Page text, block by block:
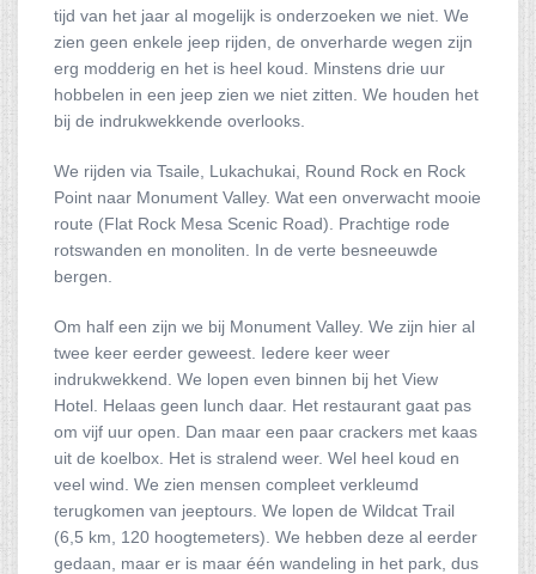
tijd van het jaar al mogelijk is onderzoeken we niet. We
zien geen enkele jeep rijden, de onverharde wegen zijn
erg modderig en het is heel koud. Minstens drie uur
hobbelen in een jeep zien we niet zitten. We houden het
bij de indrukwekkende overlooks.
We rijden via Tsaile, Lukachukai, Round Rock en Rock
Point naar Monument Valley. Wat een onverwacht mooie
route (Flat Rock Mesa Scenic Road). Prachtige rode
rotswanden en monoliten. In de verte besneeuwde
bergen.
Om half een zijn we bij Monument Valley. We zijn hier al
twee keer eerder geweest. Iedere keer weer
indrukwekkend. We lopen even binnen bij het View
Hotel. Helaas geen lunch daar. Het restaurant gaat pas
om vijf uur open. Dan maar een paar crackers met kaas
uit de koelbox. Het is stralend weer. Wel heel koud en
veel wind. We zien mensen compleet verkleumd
terugkomen van jeeptours. We lopen de Wildcat Trail
(6,5 km, 120 hoogtemeters). We hebben deze al eerder
gedaan, maar er is maar één wandeling in het park, dus